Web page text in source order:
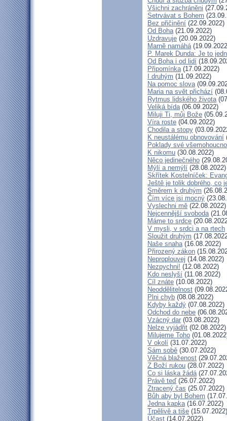
Všichni zachráněni
Setrvávat s Bohem
Bez přičinění (22.09.2022)
Od Boha(21.09.2022)
Uzdravuje (20.09.2022)
Marně namáhá
P. Marek Dunda: Je to
Od Boha i od lidí
Připomínka(17.09.2022)
I druhým (11.09.2022)
Na pomoc slova
Maria na svět přichází
Rytmus lidského života
Veliká bída(06.09.2022)
Miluji Ti, můj Bože
Víra roste (04.09.2022)
Chodila a stopy
K neustálému obnovování
Poklady své
K nikomu (30.08.2022)
Něco jedinečného
Mýlí a nemýlí (28.08.2022)
Skřítek Kostelníček:
Ještě je tolik dobrého, co
Směrem k druhým
Čím více jsi mocný
Vyslechni mě (22.08.2022)
Nejcennější svoboda
Máme to srdce
V mysli, v srdci a na rtech
Sloužit druhým
Naše snaha(16.08.2022)
Přirozený zákon
Neproplouvej (14.08.2022)
Nezpychni! (12.08.2022)
Kdo neslyší (11.08.2022)
Cíl znáte (10.08.2022)
Neoddělitelnost
Plni chyb (08.08.2022)
Kdyby každý (07.08.2022)
Odchod do nebe
Vzácný dar (03.08.2022)
Nelze vyjádřit (02.08.2022)
Milujeme Toho
V okolí (31.07.2022)
Sám sobě (30.07.2022)
Věčná blaženost
Z Boží rukou (28.07.2022)
Co si láska žádá
Právě teď (26.07.2022)
Ztracený čas (25.07.2022)
Bůh aby byl Bohem
Jedna kapka(16.07.2022)
Trpělivě a tiše (15.07.2022)
Účast (14.07.2022)